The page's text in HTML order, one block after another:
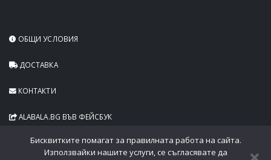
ОБЩИ УСЛОВИЯ
ДОСТАВКА
КОНТАКТИ
ALABALA.BG ВЪВ ФЕЙСБУК
Бисквитките помагат за правилната работа на сайта.
Използвайки нашите услуги, се съгласявате да